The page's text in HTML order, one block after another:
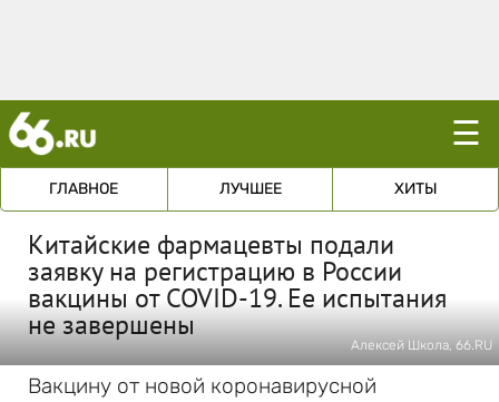
☰
ГЛАВНОЕ ЛУЧШЕЕ ХИТЫ
Китайские фармацевты подали
заявку на регистрацию в России
вакцины от COVID-19. Ее испытания
не завершены
Алексей Школа, 66.RU
Вакцину от новой коронавирусной